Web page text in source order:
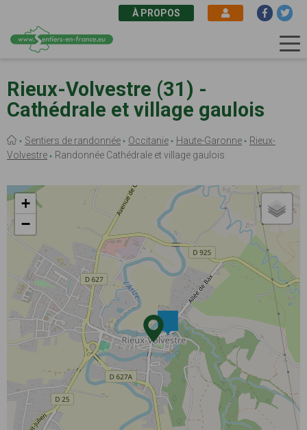
au
contenu
principal
À PROPOS
Rieux-Volvestre (31) -
Cathédrale et village gaulois
Fil
d'Ariane
Sentiers de randonnée Occitanie Haute-Garonne
Rieux-
Volvestre
Randonnée Cathédrale et village gaulois
+
−